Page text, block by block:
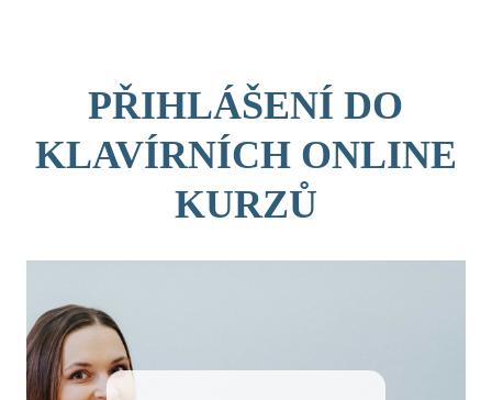
PŘIHLÁŠENÍ DO
KLAVÍRNÍCH ONLINE
KURZŮ